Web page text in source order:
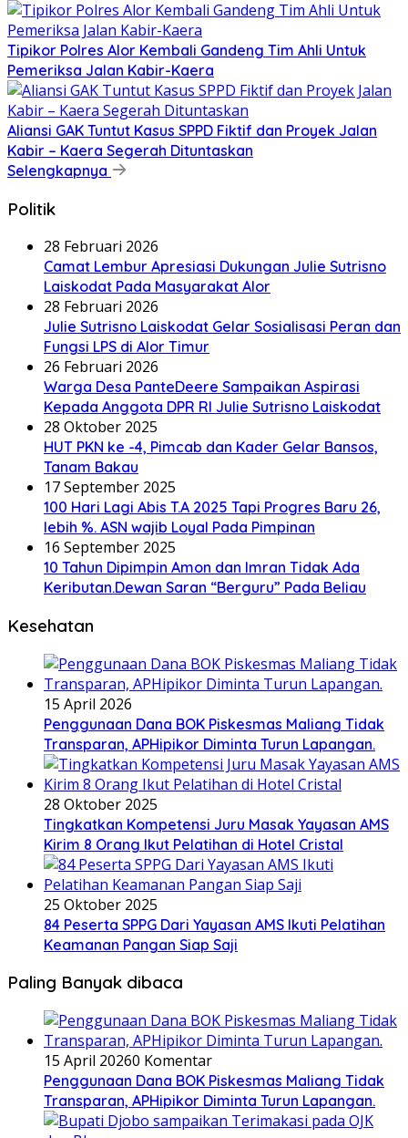
Tipikor Polres Alor Kembali Gandeng Tim Ahli Untuk
Pemeriksa Jalan Kabir-Kaera
Aliansi GAK Tuntut Kasus SPPD Fiktif dan Proyek Jalan
Kabir – Kaera Segerah Dituntaskan
Selengkapnya
Politik
28 Februari 2026
Camat Lembur Apresiasi Dukungan Julie Sutrisno
Laiskodat Pada Masyarakat Alor
28 Februari 2026
Julie Sutrisno Laiskodat Gelar Sosialisasi Peran dan
Fungsi LPS di Alor Timur
26 Februari 2026
Warga Desa PanteDeere Sampaikan Aspirasi
Kepada Anggota DPR RI Julie Sutrisno Laiskodat
28 Oktober 2025
HUT PKN ke -4, Pimcab dan Kader Gelar Bansos,
Tanam Bakau
17 September 2025
100 Hari Lagi Abis T.A 2025 Tapi Progres Baru 26,
lebih %. ASN wajib Loyal Pada Pimpinan
16 September 2025
10 Tahun Dipimpin Amon dan Imran Tidak Ada
Keributan.Dewan Saran “Berguru” Pada Beliau
Kesehatan
15 April 2026
Penggunaan Dana BOK Piskesmas Maliang Tidak
Transparan, APHipikor Diminta Turun Lapangan.
28 Oktober 2025
Tingkatkan Kompetensi Juru Masak Yayasan AMS
Kirim 8 Orang Ikut Pelatihan di Hotel Cristal
25 Oktober 2025
84 Peserta SPPG Dari Yayasan AMS Ikuti Pelatihan
Keamanan Pangan Siap Saji
Paling Banyak dibaca
15 April 20260 Komentar
Penggunaan Dana BOK Piskesmas Maliang Tidak
Transparan, APHipikor Diminta Turun Lapangan.